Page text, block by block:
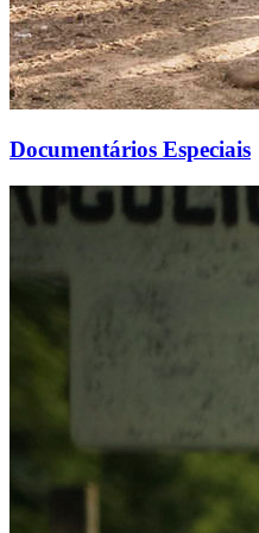
Documentários Especiais